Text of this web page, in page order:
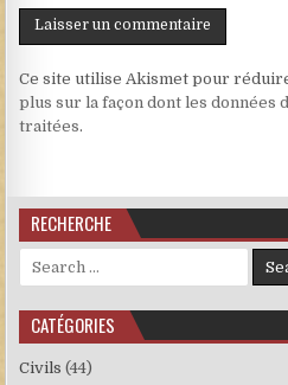
Ce site utilise Akismet pour
plus sur la façon dont les données
traitées.
RECHERCHE
Search for:
CATÉGORIES
Civils (44)